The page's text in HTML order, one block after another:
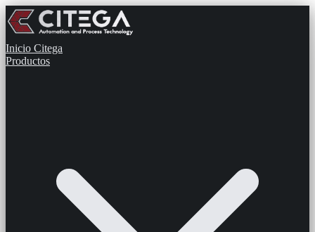
Inicio Citega
Productos